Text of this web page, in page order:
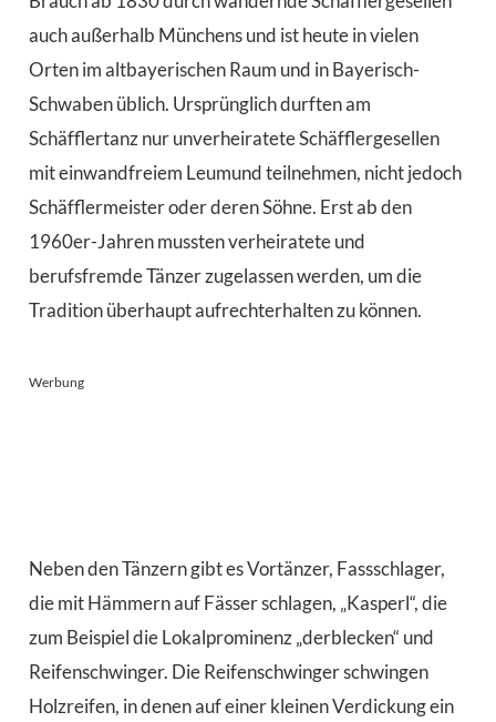
auch außerhalb Münchens und ist heute in vielen
Orten im altbayerischen Raum und in Bayerisch-
Schwaben üblich. Ursprünglich durften am
Schäfflertanz nur unverheiratete Schäfflergesellen
mit einwandfreiem Leumund teilnehmen, nicht jedoch
Schäfflermeister oder deren Söhne. Erst ab den
1960er-Jahren mussten verheiratete und
berufsfremde Tänzer zugelassen werden, um die
Tradition überhaupt aufrechterhalten zu können.
Werbung
Neben den Tänzern gibt es Vortänzer, Fassschlager,
die mit Hämmern auf Fässer schlagen, „Kasperl“, die
zum Beispiel die Lokalprominenz „derblecken“ und
Reifenschwinger. Die Reifenschwinger schwingen
Holzreifen, in denen auf einer kleinen Verdickung ein